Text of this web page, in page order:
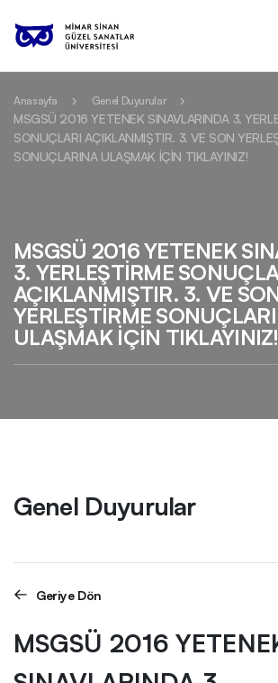
Anasayfa Genel Duyurular
MSGSÜ 2016 YETENEK SINAVLARINDA 3.
SONUÇLARI AÇIKLANMIŞTIR. 3. VE SON
SONUÇLARINA ULAŞMAK İÇİN TIKLAYINIZ!
MSGSÜ 2016 YETENEK
3. YERLEŞTİRME
AÇIKLANMIŞTIR. 3. VE
YERLEŞTİRME
ULAŞMAK İÇİN TIKLAYINIZ!
Genel Duyurular
Geriye Dön
MSGSÜ 2016